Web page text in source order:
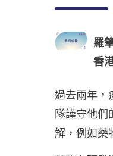
羅
香
過去兩年，
隊謹守他們
解，例如藥